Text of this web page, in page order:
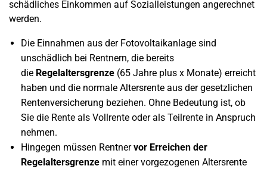
schädliches Einkommen auf Sozialleistungen angerechnet
werden.
Die Einnahmen aus der Fotovoltaikanlage sind
unschädlich bei Rentnern, die bereits
die Regelaltersgrenze (65 Jahre plus x Monate) erreicht
haben und die normale Altersrente aus der gesetzlichen
Rentenversicherung beziehen. Ohne Bedeutung ist, ob
Sie die Rente als Vollrente oder als Teilrente in Anspruch
nehmen.
Hingegen müssen Rentnervor Erreichen der
Regelaltersgrenze mit einer vorgezogenen Altersrente